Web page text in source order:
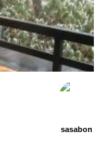
sasabon